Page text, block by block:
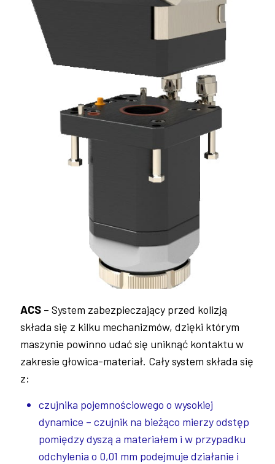
ACS – System zabezpieczający przed kolizją
składa się z kilku mechanizmów, dzięki którym
maszynie powinno udać się uniknąć kontaktu w
zakresie głowica-materiał. Cały system składa się
z:
czujnika pojemnościowego o wysokiej
dynamice – czujnik na bieżąco mierzy odstęp
pomiędzy dyszą a materiałem i w przypadku
odchylenia o 0,01 mm podejmuje działanie i